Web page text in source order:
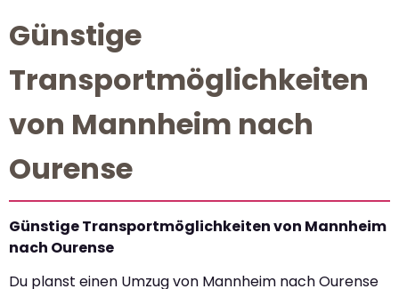
Günstige
Transportmöglichkeiten
von Mannheim nach
Ourense
Günstige Transportmöglichkeiten von Mannheim
nach Ourense
Du planst einen Umzug von Mannheim nach Ourense